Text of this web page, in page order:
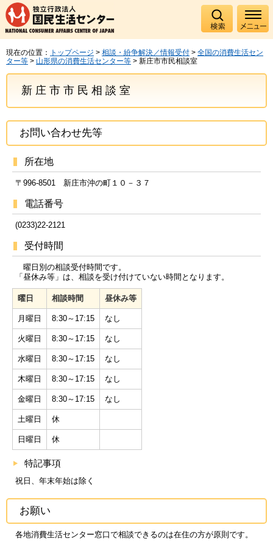
現在の位置： トップページ > 相談・紛争解決／情報受付 > 全国の消費生活セン
ター等 > 山形県の消費生活センター等 > 新庄市市民相談室
新庄市市民相談室
お問い合わせ先等
所在地
〒996-8501 新庄市沖の町１０－３７
電話番号
(0233)22-2121
受付時間
曜日別の相談受付時間です。
「昼休み等」は、相談を受け付けていない時間となります。
曜日 相談時間 昼休み等
土曜日 休
日曜日 休
月曜日 8:30～17:15 なし
火曜日 8:30～17:15 なし
水曜日 8:30～17:15 なし
木曜日 8:30～17:15 なし
金曜日 8:30～17:15 なし
特記事項
祝日、年末年始は除く
お願い
各地消費生活センター窓口で相談できるのは在住の方が原則です。